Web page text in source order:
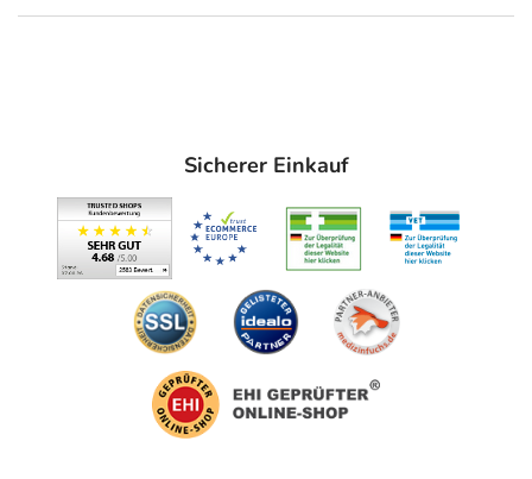
Ichthyol-Gesellschaft Cordes Hermanni & Co. (GmbH &
PDF des Beipackzettels
können Sie sich oben
Sicherer Einkauf